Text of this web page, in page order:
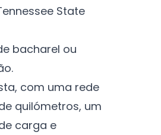
State
bacharel ou
, com uma rede
quilómetros, um
carga e